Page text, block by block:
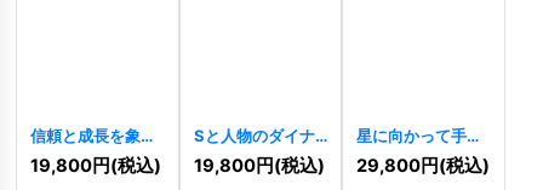
信頼と成長を象徴
する人型Jロゴ
10979]
19,800円(税込)
Sと人物のダイナ
ミックなロゴ
10030]
19,800円(税込)
星に向かって手を
伸ばす人々のロゴ
10902 ]
29,800円(税込)